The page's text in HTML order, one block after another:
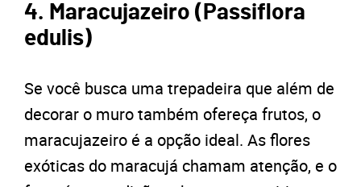
4. Maracujazeiro (Passiflora
edulis)
Se você busca uma trepadeira que além de
decorar o muro também ofereça frutos, o
maracujazeiro é a opção ideal. As flores
exóticas do maracujá chamam atenção, e o